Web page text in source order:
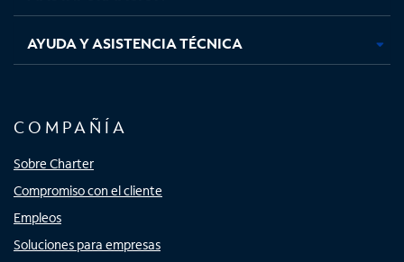
AYUDA Y ASISTENCIA TÉCNICA
COMPAÑÍA
Sobre Charter
Compromiso con el cliente
Empleos
Soluciones para empresas